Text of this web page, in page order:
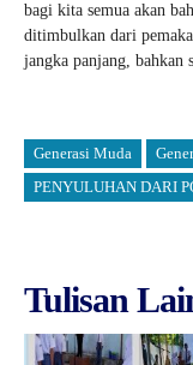
bagi kita semua akan
ditimbulkan dari
jangka panjang,
Generasi Muda
PENYULUHAN DARI
Tulisan